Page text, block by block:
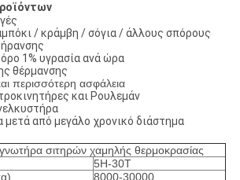
/ κράμβη / σόγια / άλλους σπόρους
1% υγρασία ανά ώρα
θέρμανσης
περισσότερη ασφάλεια
και Ρουλεμάν
μετά από μεγάλο χρονικό διάστημα
σιτηρών χαμηλής θερμοκρασίας
5Η-30Τ
8000-30000